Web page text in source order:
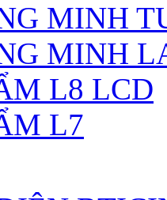
MINH
MINH
L8 LCD
L7